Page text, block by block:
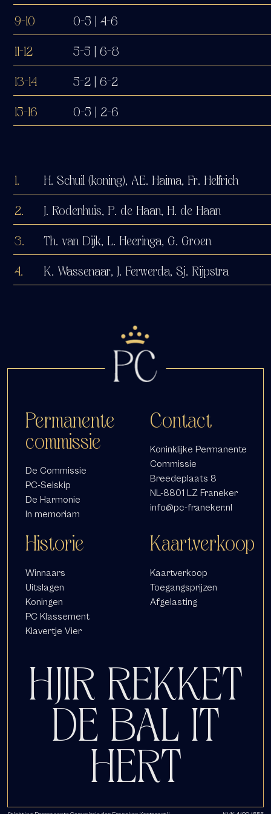
9-10 0-5 | 4-6
11-12 5-5 | 6-8
13-14 5-2 | 6-2
15-16 0-5 | 2-6
1. H. Schuil (koning), AE. Haima, Fr. Helfrich
2. J. Rodenhuis, P. de Haan, H. de Haan
3. Th. van Dijk, L. Heeringa, G. Groen
4. K. Wassenaar, J. Ferwerda, Sj. Rijpstra
Contact
Koninklijke Permanente
Commissie
Breedeplaats 8
NL-8801 LZ Franeker
info@pc-franeker.nl
Permanente
commissie
De Commissie
PC-Selskip
De Harmonie
In memoriam
Historie
Winnaars
Uitslagen
Koningen
PC Klassement
Klavertje Vier
Kaartverkoop
Kaartverkoop
Toegangsprijzen
Afgelasting
HJIR REKKET
DE BAL IT
HERT